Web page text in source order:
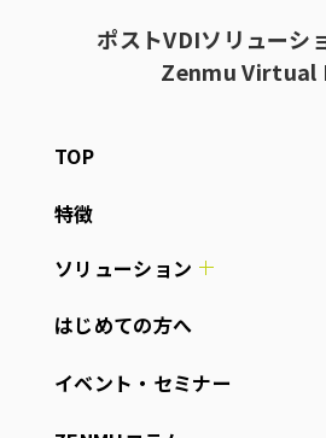
ポストVDIソリューシ
Zenmu Virtual
TOP
特徴
ソリューション
はじめての方へ
イベント・セミナー